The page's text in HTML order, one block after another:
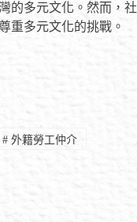
的多元文化。然而，社
尊重多元文化的挑戰。
# 外籍勞工仲介